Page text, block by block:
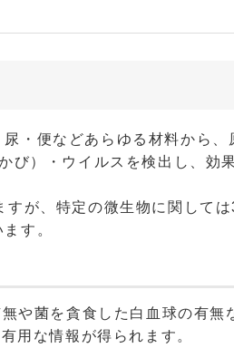
・便などあらゆる材料から、
び）・ウイルスを検出し、効
が、特定の微生物に関して
す。
や菌を貪食した白血球の有無
用な情報が得られます。